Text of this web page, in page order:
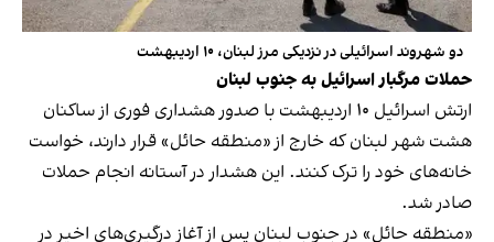
دو شهروند اسرائیلی در نزدیکی مرز لبنان، ۱۰ اردیبهشت
حملات مرگبار اسرائیل به جنوب لبنان
ارتش اسرائیل ۱۰ اردیبهشت با صدور هشداری فوری از ساکنان
هشت شهر لبنان که خارج از «منطقه حائل» قرار دارند، خواست
خانه‌های خود را ترک کنند. این هشدار در آستانه انجام حملات
صادر شد.
«منطقه حائل» در جنوب لبنان پس از آغاز درگیری‌های اخیر در